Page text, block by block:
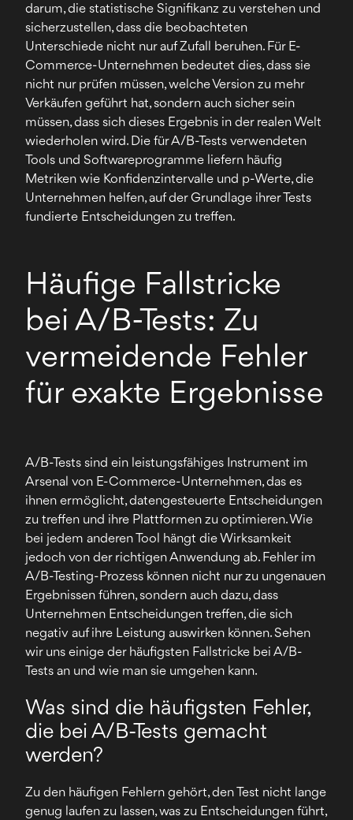
darum, die statistische Signifikanz zu verstehen und
sicherzustellen, dass die beobachteten
Unterschiede nicht nur auf Zufall beruhen. Für E-
Commerce-Unternehmen bedeutet dies, dass sie
nicht nur prüfen müssen, welche Version zu mehr
Verkäufen geführt hat, sondern auch sicher sein
müssen, dass sich dieses Ergebnis in der realen Welt
wiederholen wird. Die für A/B-Tests verwendeten
Tools und Softwareprogramme liefern häufig
Metriken wie Konfidenzintervalle und p-Werte, die
Unternehmen helfen, auf der Grundlage ihrer Tests
fundierte Entscheidungen zu treffen.
Häufige Fallstricke
bei A/B-Tests: Zu
vermeidende Fehler
für exakte Ergebnisse
A/B-Tests sind ein leistungsfähiges Instrument im
Arsenal von E-Commerce-Unternehmen, das es
ihnen ermöglicht, datengesteuerte Entscheidungen
zu treffen und ihre Plattformen zu optimieren. Wie
bei jedem anderen Tool hängt die Wirksamkeit
jedoch von der richtigen Anwendung ab. Fehler im
A/B-Testing-Prozess können nicht nur zu ungenauen
Ergebnissen führen, sondern auch dazu, dass
Unternehmen Entscheidungen treffen, die sich
negativ auf ihre Leistung auswirken können. Sehen
wir uns einige der häufigsten Fallstricke bei A/B-
Tests an und wie man sie umgehen kann.
Was sind die häufigsten Fehler,
die bei A/B-Tests gemacht
werden?
Zu den häufigen Fehlern gehört, den Test nicht lange
genug laufen zu lassen, was zu Entscheidungen führt,